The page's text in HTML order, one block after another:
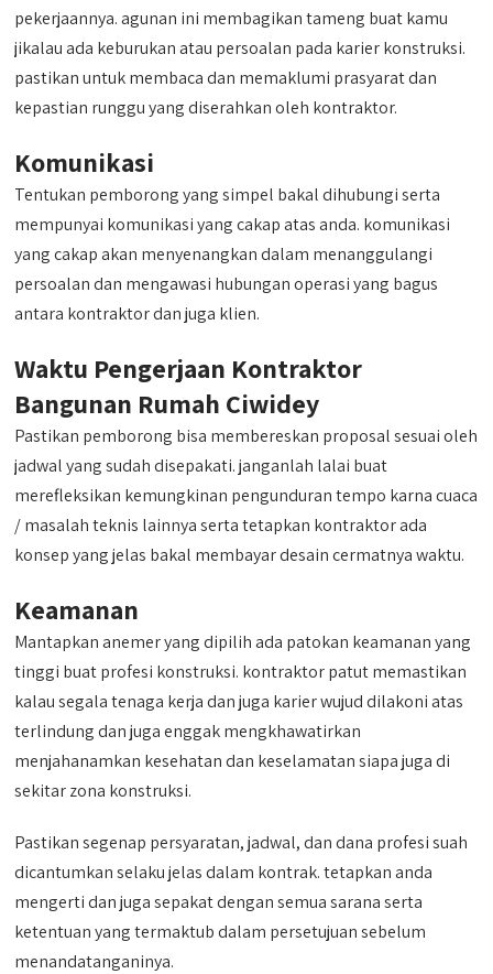
pekerjaannya. agunan ini membagikan tameng buat kamu
jikalau ada keburukan atau persoalan pada karier konstruksi.
pastikan untuk membaca dan memaklumi prasyarat dan
kepastian runggu yang diserahkan oleh kontraktor.
Komunikasi
Tentukan pemborong yang simpel bakal dihubungi serta
mempunyai komunikasi yang cakap atas anda. komunikasi
yang cakap akan menyenangkan dalam menanggulangi
persoalan dan mengawasi hubungan operasi yang bagus
antara kontraktor dan juga klien.
Waktu Pengerjaan Kontraktor
Bangunan Rumah Ciwidey
Pastikan pemborong bisa membereskan proposal sesuai oleh
jadwal yang sudah disepakati. janganlah lalai buat
merefleksikan kemungkinan pengunduran tempo karna cuaca
/ masalah teknis lainnya serta tetapkan kontraktor ada
konsep yang jelas bakal membayar desain cermatnya waktu.
Keamanan
Mantapkan anemer yang dipilih ada patokan keamanan yang
tinggi buat profesi konstruksi. kontraktor patut memastikan
kalau segala tenaga kerja dan juga karier wujud dilakoni atas
terlindung dan juga enggak mengkhawatirkan
menjahanamkan kesehatan dan keselamatan siapa juga di
sekitar zona konstruksi.
Pastikan segenap persyaratan, jadwal, dan dana profesi suah
dicantumkan selaku jelas dalam kontrak. tetapkan anda
mengerti dan juga sepakat dengan semua sarana serta
ketentuan yang termaktub dalam persetujuan sebelum
menandatanganinya.